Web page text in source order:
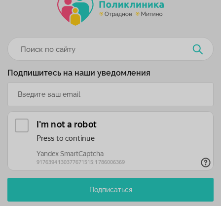
Подпишитесь на наши уведомления
Подписаться